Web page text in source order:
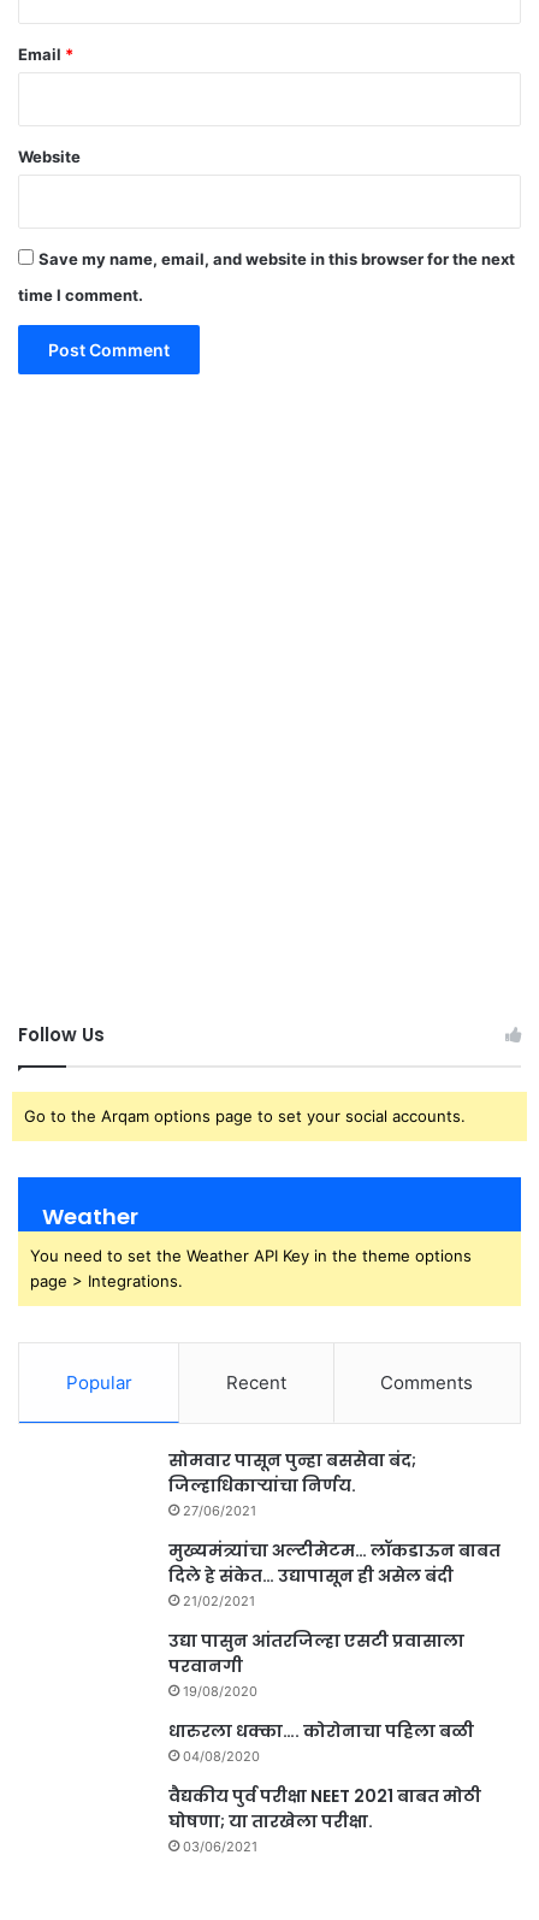
Email *
Website
Save my name, email, and website in this browser for the next
time I comment.
Follow Us
Go to the Arqam options page to set your social accounts.
Weather
You need to set the Weather API Key in the theme options
page > Integrations.
Popular Recent Comments
सोमवार पासून पुन्हा बससेवा बंद;
जिल्हाधिकाऱ्यांचा निर्णय.
27/06/2021
मुख्यमंत्र्यांचा अल्टीमेटम… लॉकडाऊन बाबत
दिले हे संकेत… उद्यापासून ही असेल बंदी
21/02/2021
उद्या पासुन आंतरजिल्हा एसटी प्रवासाला
परवानगी
19/08/2020
धारुरला धक्का…. कोरोनाचा पहिला बळी
04/08/2020
वैद्यकीय पुर्व परीक्षा NEET 2021 बाबत मोठी
घोषणा; या तारखेला परीक्षा.
03/06/2021